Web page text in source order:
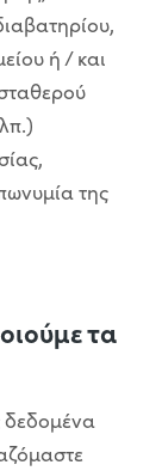
ή / και
της
τα
δεδομένα